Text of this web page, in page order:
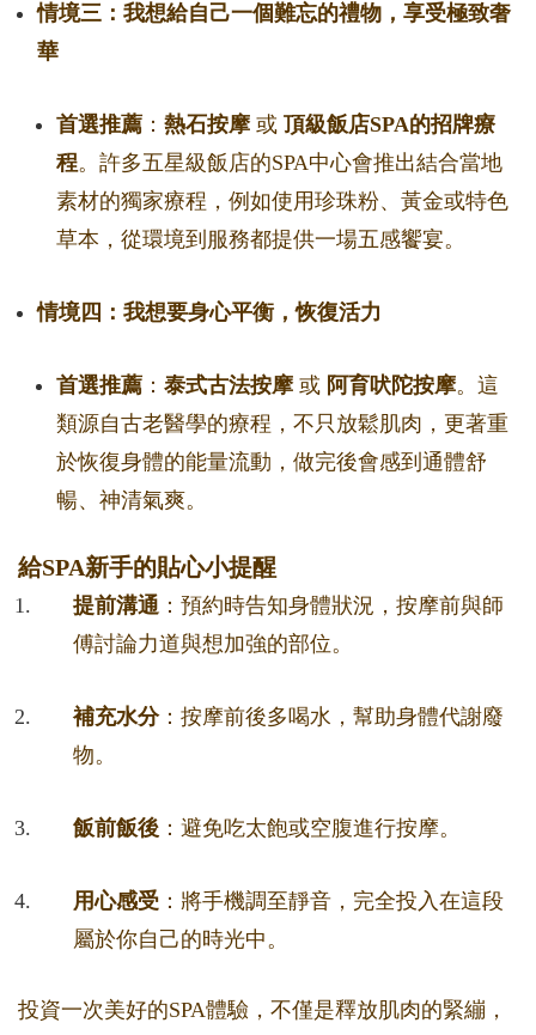
情境三：我想給自己一個難忘的禮物，享受極致奢
華
首選推薦 ： 熱石按摩或 頂級飯店SPA的招牌療
程。許多五星級飯店的SPA中心會推出結合當地
素材的獨家療程，例如使用珍珠粉、黃金或特色
草本，從環境到服務都提供一場五感饗宴。
情境四：我想要身心平衡，恢復活力
首選推薦 ： 泰式古法按摩或 阿育吠陀按摩。這
類源自古老醫學的療程，不只放鬆肌肉，更著重
於恢復身體的能量流動，做完後會感到通體舒
暢、神清氣爽。
給SPA新手的貼心小提醒
提前溝通 ：預約時告知身體狀況，按摩前與師
傅討論力道與想加強的部位。
補充水分：按摩前後多喝水，幫助身體代謝廢
物。
飯前飯後 ：避免吃太飽或空腹進行按摩。
用心感受 ：將手機調至靜音，完全投入在這段
屬於你自己的時光中。
投資一次美好的SPA體驗，不僅是釋放肌肉的緊繃，